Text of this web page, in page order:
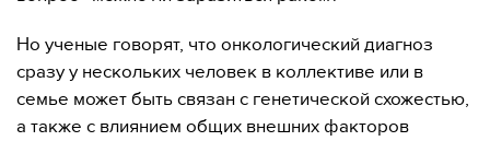
Но ученые говорят, что онкологический диагноз
сразу у нескольких человек в коллективе или в
семье может быть связан с генетической схожестью,
а также с влиянием общих внешних факторов